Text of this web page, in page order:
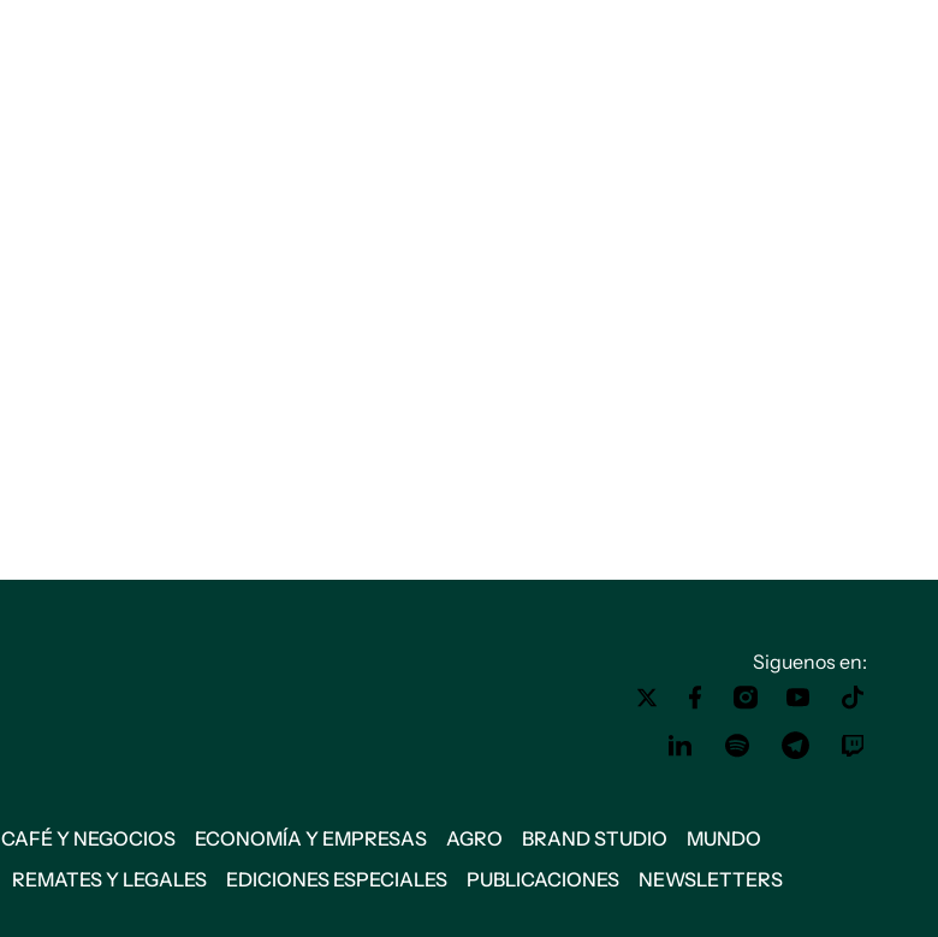
Siguenos en:
CAFÉ Y NEGOCIOS ECONOMÍA Y EMPRESAS AGRO BRAND STUDIO
MUNDO
REMATES Y LEGALES EDICIONES ESPECIALES PUBLICACIONES
NEWSLETTERS